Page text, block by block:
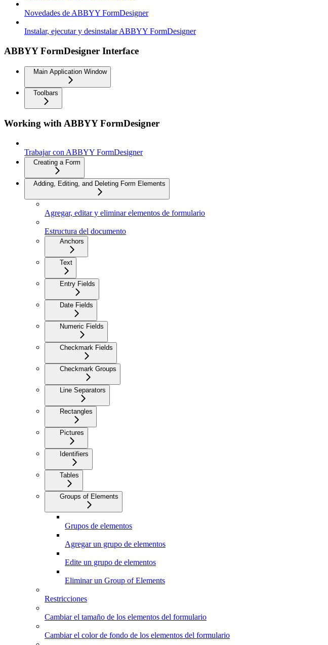
Novedades de ABBYY FormDesigner
Instalar, ejecutar y desinstalar ABBYY FormDesigner
ABBYY FormDesigner Interface
Main Application Window
Toolbars
Working with ABBYY FormDesigner
Trabajar con ABBYY FormDesigner
Creating a Form
Adding, Editing, and Deleting Form Elements
Agregar, editar y eliminar elementos de formulario
Estructura del documento
Anchors
Text
Entry Fields
Date Fields
Numeric Fields
Checkmark Fields
Checkmark Groups
Line Separators
Rectangles
Pictures
Identifiers
Tables
Groups of Elements
Grupos de elementos
Agregar un grupo de elementos
Edite un grupo de elementos
Eliminar un Group of Elements
Restricciones
Cambiar el tamaño de los elementos del formulario
Cambiar el color de fondo de los elementos del formulario